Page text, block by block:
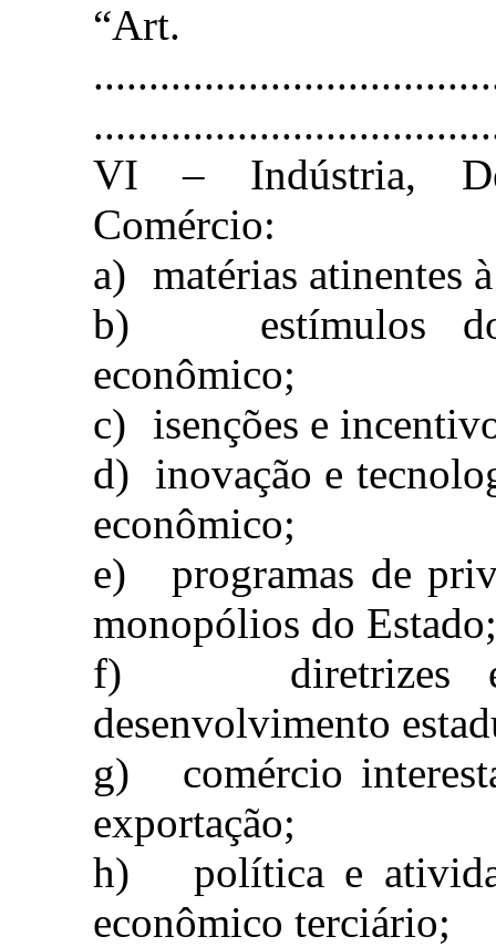
VI – Indústria,
Comércio:
a) matérias atinentes
b)
estímulos
econômico;
c)
isenções e
d) inovação e
econômico;
e)
programas de
monopólios do Estado;
f)
diretrizes
desenvolvimento
g)
comércio
exportação;
h)
política e
econômico terciário;